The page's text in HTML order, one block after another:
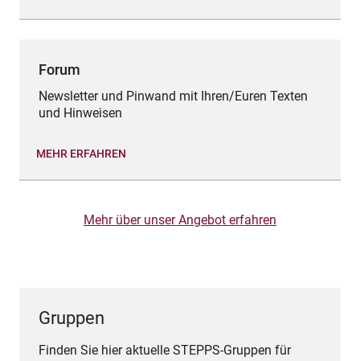
Forum
Newsletter und Pinwand mit Ihren/Euren Texten
und Hinweisen
MEHR ERFAHREN
Mehr über unser Angebot erfahren
Gruppen
Finden Sie hier aktuelle STEPPS-Gruppen für